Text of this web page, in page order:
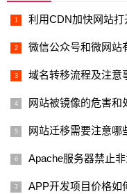
利用CDN加快网站打
微信公众号和微网站
域名转移流程及注意
网站被镜像的危害和
网站迁移需要注意哪
Apache服务器禁止
APP开发项目价格如